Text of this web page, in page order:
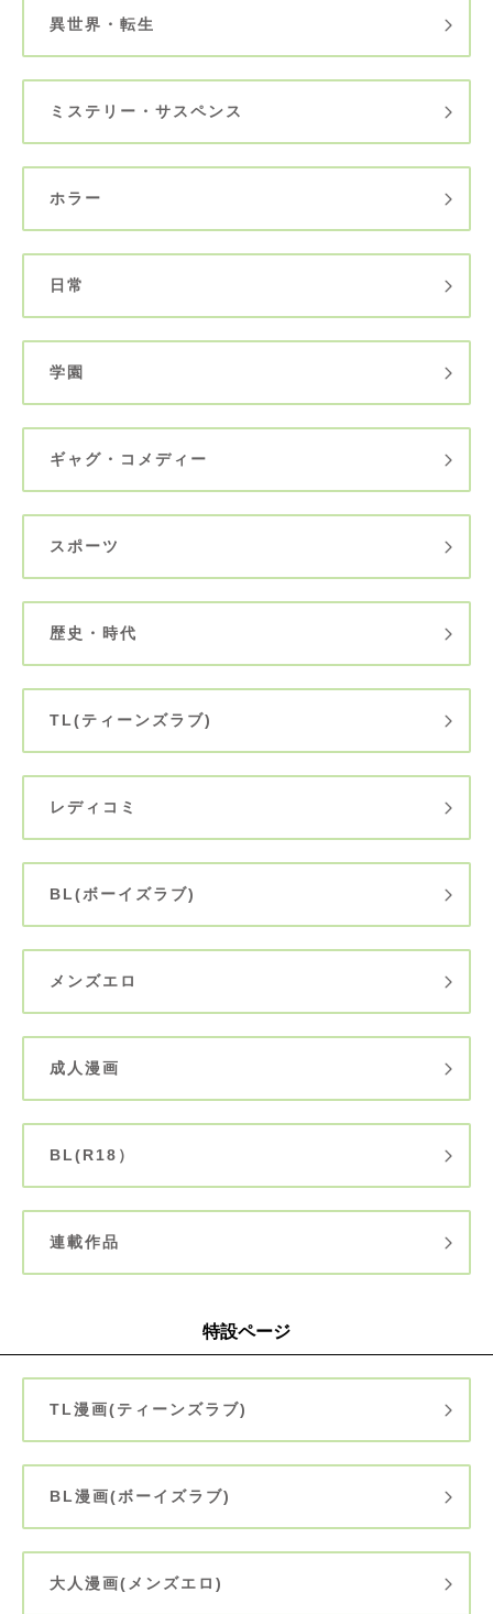
異世界・転生
ミステリー・サスペンス
ホラー
日常
学園
ギャグ・コメディー
スポーツ
歴史・時代
TL(ティーンズラブ)
レディコミ
BL(ボーイズラブ)
メンズエロ
成人漫画
BL(R18）
連載作品
特設ページ
TL漫画(ティーンズラブ)
BL漫画(ボーイズラブ)
大人漫画(メンズエロ)